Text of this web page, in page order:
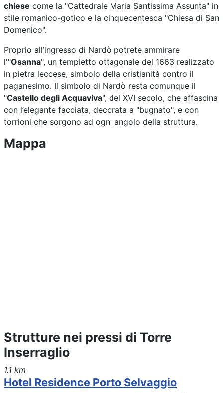
chiese come la "Cattedrale Maria Santissima Assunta" in
stile romanico-gotico e la cinquecentesca "Chiesa di San
Domenico".
Proprio all’ingresso di Nardò potrete ammirare
l'"Osanna", un tempietto ottagonale del 1663 realizzato
in pietra leccese, simbolo della cristianità contro il
paganesimo. Il simbolo di Nardò resta comunque il
"Castello degli Acquaviva", del XVI secolo, che affascina
con l’elegante facciata, decorata a "bugnato", e con
torrioni che sorgono ad ogni angolo della struttura.
Mappa
Strutture nei pressi di Torre
Inserraglio
1.1 km
Hotel Residence Porto Selvaggio